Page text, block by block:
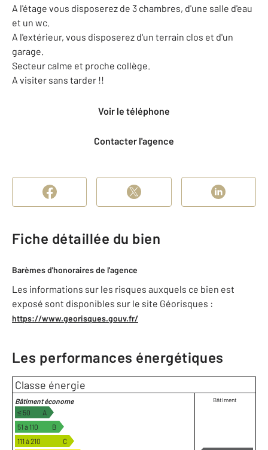
A l'étage vous disposerez de 3 chambres, d'une salle d'eau
et un wc.
A l'extérieur, vous disposerez d'un terrain clos et d'un
garage.
Secteur calme et proche collège.
A visiter sans tarder !!
Voir le téléphone
Contacter l'agence
Fiche détaillée du bien
Barèmes d'honoraires de l'agence
Les informations sur les risques auxquels ce bien est
exposé sont disponibles sur le site Géorisques :
https://www.georisques.gouv.fr/
Les performances énergétiques
Classe énergie
Bâtiment économe
≤ 50
A
51 à 110
B
111 à 210
C
Bâtiment